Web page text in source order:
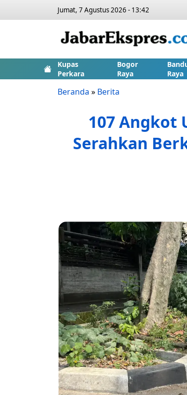
Jumat, 7 Agustus 2026 - 13:42
Kupas
Perkara
Bogor
Raya
Raya
Beranda » Berita
107 Angkot
Serahkan